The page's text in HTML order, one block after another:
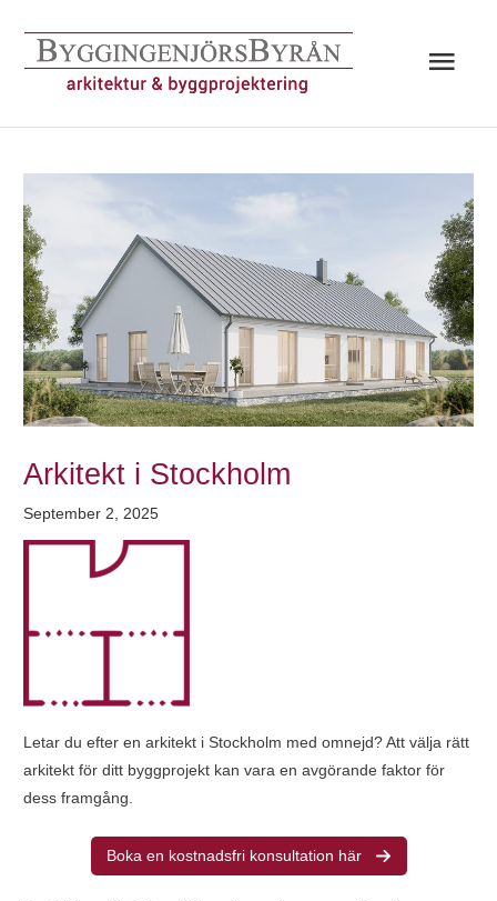
innehåll
Arkitekt i Stockholm
September 2, 2025
Letar du efter en arkitekt i Stockholm med omnejd? Att välja rätt
arkitekt för ditt byggprojekt kan vara en avgörande faktor för
dess framgång.
Boka en kostnadsfri konsultation här